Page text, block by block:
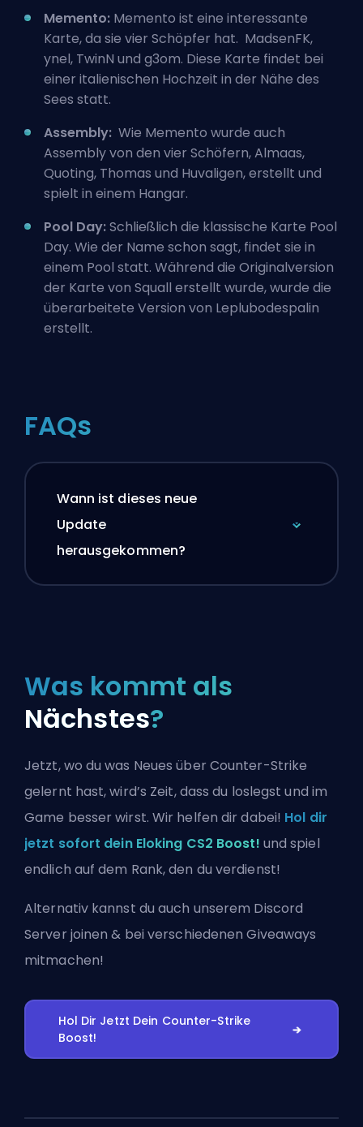
Memento: Memento ist eine interessante
Karte, da sie vier Schöpfer hat. MadsenFK,
ynel, TwinN und g3om. Diese Karte findet bei
einer italienischen Hochzeit in der Nähe des
Sees statt.
Assembly: Wie Memento wurde auch
Assembly von den vier Schöfern, Almaas,
Quoting, Thomas und Huvaligen, erstellt und
spielt in einem Hangar.
Pool Day:Schließlich die klassische Karte Pool
Day. Wie der Name schon sagt, findet sie in
einem Pool statt. Während die Originalversion
der Karte von Squall erstellt wurde, wurde die
überarbeitete Version von Leplubodespalin
erstellt.
FAQs
Wann ist dieses neue
Update
herausgekommen?
Was kommt als
Nächstes?
Jetzt, wo du was Neues über Counter-Strike
gelernt hast, wird’s Zeit, dass du loslegst und im
Game besser wirst. Wir helfen dir dabei! Hol dir
jetzt sofort dein Eloking CS2 Boost! und spiel
endlich auf dem Rank, den du verdienst!
Alternativ kannst du auch unserem Discord
Server joinen & bei verschiedenen Giveaways
mitmachen!
Hol Dir Jetzt Dein Counter-Strike
Boost!